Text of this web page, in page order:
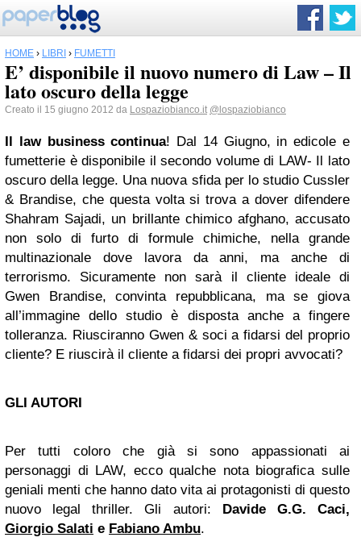
HOME › LIBRI › FUMETTI
E’ disponibile il nuovo numero di Law – Il
lato oscuro della legge
Creato il 15 giugno 2012 da Lospaziobianco.it @lospaziobianco
Il law business continua! Dal 14 Giugno, in edicole e
fumetterie è disponibile il secondo volume di LAW- Il lato
oscuro della legge. Una nuova sfida per lo studio Cussler
& Brandise, che questa volta si trova a dover difendere
Shahram Sajadi, un brillante chimico afghano, accusato
non solo di furto di formule chimiche, nella grande
multinazionale dove lavora da anni, ma anche di
terrorismo. Sicuramente non sarà il cliente ideale di
Gwen Brandise, convinta repubblicana, ma se giova
all’immagine dello studio è disposta anche a fingere
tolleranza. Riusciranno Gwen & soci a fidarsi del proprio
cliente? E riuscirà il cliente a fidarsi dei propri avvocati?
GLI AUTORI
Per tutti coloro che già si sono appassionati ai
personaggi di LAW, ecco qualche nota biografica sulle
geniali menti che hanno dato vita ai protagonisti di questo
nuovo legal thriller. Gli autori: Davide G.G. Caci,
Giorgio Salati e Fabiano Ambu.